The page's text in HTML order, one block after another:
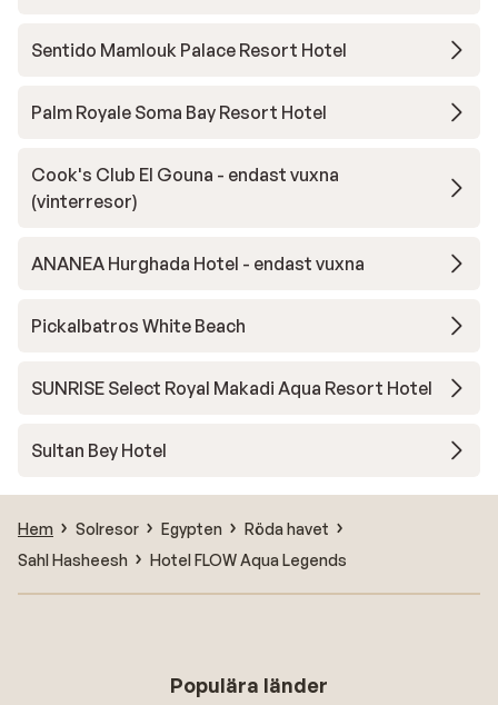
Sentido Mamlouk Palace Resort Hotel
Palm Royale Soma Bay Resort Hotel
Cook's Club El Gouna - endast vuxna
(vinterresor)
ANANEA Hurghada Hotel - endast vuxna
Pickalbatros White Beach
SUNRISE Select Royal Makadi Aqua Resort Hotel
Sultan Bey Hotel
Hem Solresor Egypten
Röda havet
Sahl Hasheesh
Hotel FLOW Aqua Legends
Populära länder